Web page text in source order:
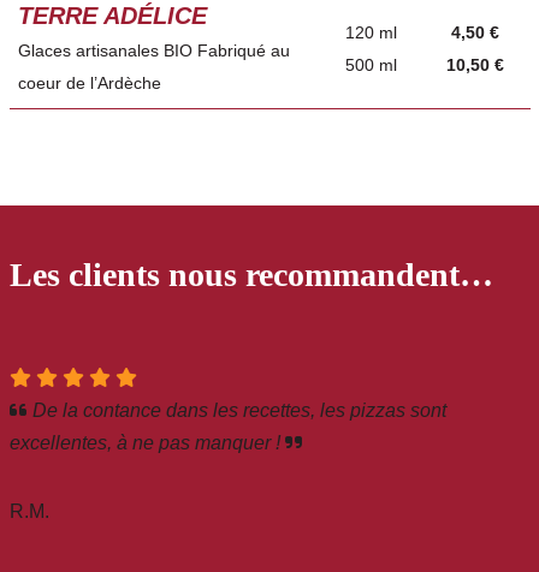
TERRE ADÉLICE
Glaces artisanales BIO Fabriqué au
coeur de l’Ardèche
120 ml
500 ml
4,50 €
10,50 €
Les clients nous recommandent…
De la contance dans les recettes, les pizzas sont
excellentes, à ne pas manquer !
R.M.